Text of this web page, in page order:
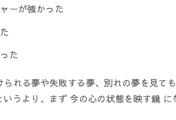
ーが強かった
た
れる夢や失敗する夢、別れの夢を見て
うより、まず 今の心の状態を映す鏡 に